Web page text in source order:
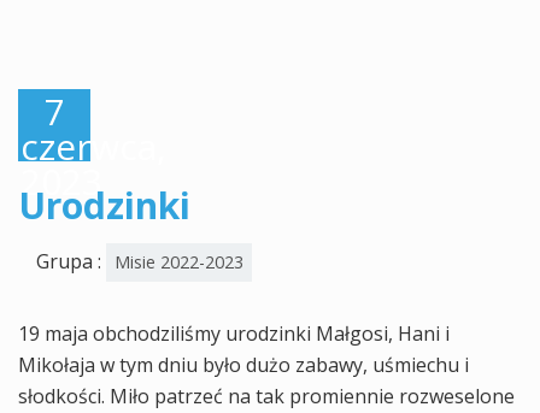
7
czerwca,
2023
Urodzinki
Grupa : Misie 2022-2023
19 maja obchodziliśmy urodzinki Małgosi, Hani i
Mikołaja w tym dniu było dużo zabawy, uśmiechu i
słodkości. Miło patrzeć na tak promiennie rozweselone